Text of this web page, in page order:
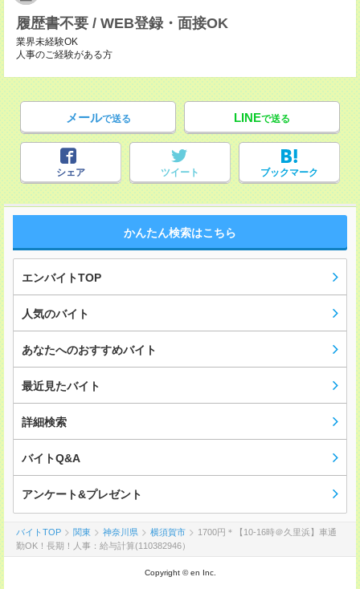
履歴書不要 / WEB登録・面接OK
業界未経験OK
人事のご経験がある方
メールで送る LINEで送る
シェア ツイート ブックマーク
かんたん検索はこちら
エンバイトTOP
人気のバイト
あなたへのおすすめバイト
最近見たバイト
詳細検索
バイトQ&A
アンケート&プレゼント
バイトTOP 関東 神奈川県 横須賀市
1700円＊【10‐16時＠久里浜】車通
勤OK！長期！人事：給与計算(110382946）
Copyright © en Inc.